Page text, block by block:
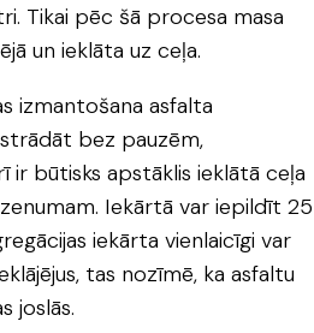
Tikai pēc šā procesa masa
un ieklāta uz ceļa.
izmantošana asfalta
bez pauzēm,
ir būtisks apstāklis ieklātā ceļa
Iekārtā var iepildīt 25
iekārta vienlaicīgi var
tas nozīmē, ka asfaltu
joslās.